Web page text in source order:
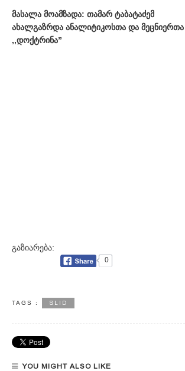
მასალა მოამზადა: თამარ ტაბატაძემ
ახალგაზრდა ანალიტიკოსთა და მეცნიერთა
,,დოქტრინა”
გაზიარება:
0
TAGS : SLID
YOU MIGHT ALSO LIKE